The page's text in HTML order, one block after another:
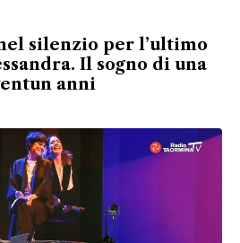
silenzio per l’ultimo
Il sogno di una
anni